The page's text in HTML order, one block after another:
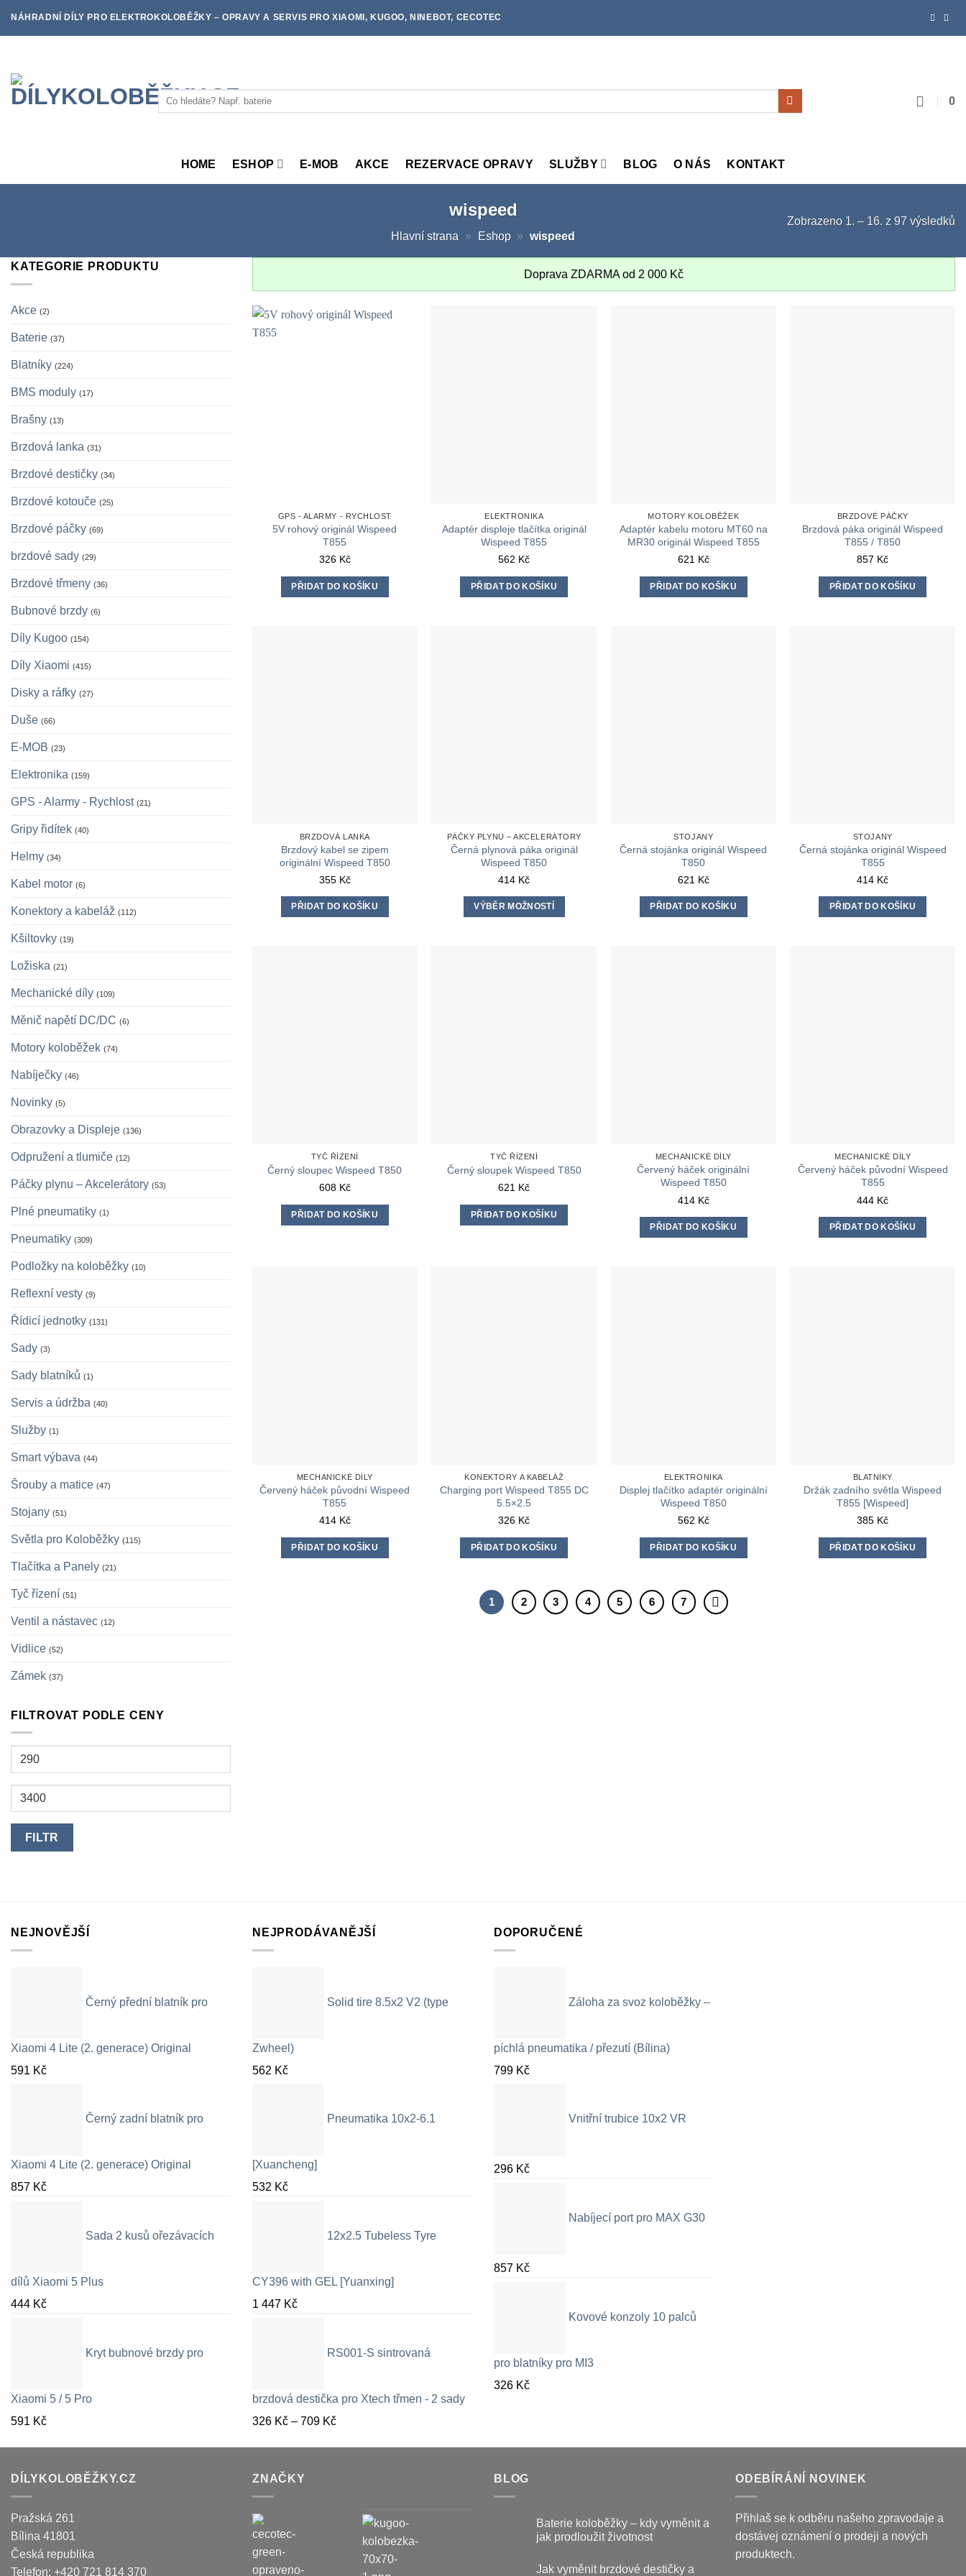
NÁHRADNÍ DÍLY PRO ELEKTROKOLOBĚŽKY – OPRAVY A SERVIS PRO XIAOMI, KUGOO, NINEBOT, CECOTEC
Hledat: 0
HOME ESHOP E-MOB AKCE REZERVACE OPRAVY SLUŽBY BLOG O NÁS KONTAKT
wispeed
Hlavní strana » Eshop » wispeed
Zobrazeno 1. – 16. z 97 výsledků
KATEGORIE PRODUKTU
Akce (2)
Baterie (37)
Blatníky (224)
BMS moduly (17)
Brašny (13)
Brzdová lanka (31)
Brzdové destičky (34)
Brzdové kotouče (25)
Brzdové páčky (69)
brzdové sady (29)
Brzdové třmeny (36)
Bubnové brzdy (6)
Díly Kugoo (154)
Díly Xiaomi (415)
Disky a ráfky (27)
Duše (66)
E-MOB (23)
Elektronika (159)
GPS - Alarmy - Rychlost (21)
Gripy řidítek (40)
Helmy (34)
Kabel motor (6)
Konektory a kabeláž (112)
Kšiltovky (19)
Ložiska (21)
Mechanické díly (109)
Měnič napětí DC/DC (6)
Motory koloběžek (74)
Nabíječky (46)
Novinky (5)
Obrazovky a Displeje (136)
Odpružení a tlumiče (12)
Páčky plynu – Akcelerátory (53)
Plné pneumatiky (1)
Pneumatiky (309)
Podložky na koloběžky (10)
Reflexní vesty (9)
Řídicí jednotky (131)
Sady (3)
Sady blatníků (1)
Servis a údržba (40)
Služby (1)
Smart výbava (44)
Šrouby a matice (47)
Stojany (51)
Světla pro Koloběžky (115)
Tlačítka a Panely (21)
Tyč řízení (51)
Ventil a nástavec (12)
Vidlice (52)
Zámek (37)
FILTROVAT PODLE CENY
Minimální
Maximální
FILTR
Doprava ZDARMA od 2 000 Kč
GPS - ALARMY - RYCHLOST
5V rohový originál Wispeed
T855
326 Kč
PŘIDAT DO KOŠÍKU
ELEKTRONIKA
Adaptér displeje tlačítka originál
Wispeed T855
562 Kč
PŘIDAT DO KOŠÍKU
MOTORY KOLOBĚŽEK
Adaptér kabelu motoru MT60 na
MR30 originál Wispeed T855
621 Kč
PŘIDAT DO KOŠÍKU
BRZDOVÉ PÁČKY
Brzdová páka originál Wispeed
T855 / T850
857 Kč
PŘIDAT DO KOŠÍKU
BRZDOVÁ LANKA
Brzdový kabel se zipem
originální Wispeed T850
355 Kč
PŘIDAT DO KOŠÍKU
PÁČKY PLYNU – AKCELERÁTORY
Černá plynová páka originál
Wispeed T850
414 Kč
VÝBĚR MOŽNOSTÍ
STOJANY
Černá stojánka originál Wispeed
T850
621 Kč
PŘIDAT DO KOŠÍKU
STOJANY
Černá stojánka originál Wispeed
T855
414 Kč
PŘIDAT DO KOŠÍKU
TYČ ŘÍZENÍ
Černý sloupec Wispeed T850
608 Kč
PŘIDAT DO KOŠÍKU
TYČ ŘÍZENÍ
Černý sloupek Wispeed T850
621 Kč
PŘIDAT DO KOŠÍKU
MECHANICKÉ DÍLY
Červený háček originální
Wispeed T850
414 Kč
PŘIDAT DO KOŠÍKU
MECHANICKÉ DÍLY
Červený háček původní Wispeed
T855
444 Kč
PŘIDAT DO KOŠÍKU
MECHANICKÉ DÍLY
Červený háček původní Wispeed
T855
414 Kč
PŘIDAT DO KOŠÍKU
KONEKTORY A KABELÁŽ
Charging port Wispeed T855 DC
5.5×2.5
326 Kč
PŘIDAT DO KOŠÍKU
ELEKTRONIKA
Displej tlačítko adaptér originální
Wispeed T850
562 Kč
PŘIDAT DO KOŠÍKU
BLATNÍKY
Držák zadního světla Wispeed
T855 [Wispeed]
385 Kč
PŘIDAT DO KOŠÍKU
1 2 3 4 5 6 7
NEJNOVĚJŠÍ
Černý přední blatník pro
Xiaomi 4 Lite (2. generace) Original
591 Kč
Černý zadní blatník pro
Xiaomi 4 Lite (2. generace) Original
857 Kč
Sada 2 kusů ořezávacích
dílů Xiaomi 5 Plus
444 Kč
Kryt bubnové brzdy pro
Xiaomi 5 / 5 Pro
591 Kč
NEJPRODÁVANĚJŠÍ
Solid tire 8.5x2 V2 (type
Zwheel)
562 Kč
Pneumatika 10x2-6.1
[Xuancheng]
532 Kč
12x2.5 Tubeless Tyre
CY396 with GEL [Yuanxing]
1 447 Kč
RS001-S sintrovaná
brzdová destička pro Xtech třmen - 2 sady
326 Kč – 709 KčRozpětí
DOPORUČENÉ
Záloha za svoz koloběžky –
píchlá pneumatika / přezutí (Bílina)
799 Kč
Vnitřní trubice 10x2 VR
296 Kč
Nabíjecí port pro MAX G30
857 Kč
Kovové konzoly 10 palců
pro blatníky pro MI3
326 Kč
DÍLYKOLOBĚŽKY.CZ
Pražská 261
Bílina 41801
Česká republika
Telefon: +420 721 814 370
ZNAČKY BLOG
Baterie koloběžky – kdy vyměnit a
jak prodloužit životnost
uJak vyměnit brzdové destičky a
ODEBÍRÁNÍ NOVINEK
Přihlaš se k odběru našeho zpravodaje a
dostávej oznámení o prodeji a nových
produktech.